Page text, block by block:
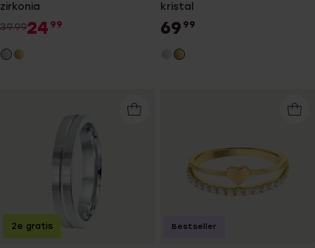
zirkonia
39.9924 99
kristal
69 99
2e gratis Bestseller